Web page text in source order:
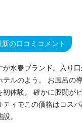
新の口コミコメント
が水春ブランド。入り
テルのよう。 お風呂の
初体験。 確かに股関が
ティでこの価格はコス
設。